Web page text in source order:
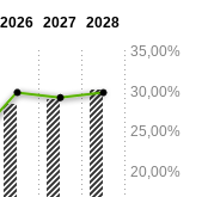
von
Staaten und
%), Afrika und Asien-